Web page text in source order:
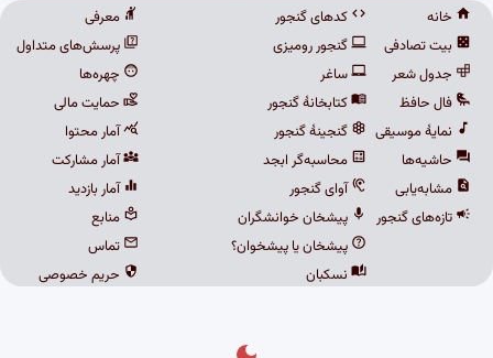
خانه
بیت تصادفی
جدول شعر
فال حافظ
نمایهٔ موسیقی
حاشیه‌ها
مشابه‌یابی
تازه‌های گنجور
کدهای گنجور
گنجور رومیزی
ساغر
کتابخانهٔ گنجور
گنجینهٔ گنجور
محاسبه‌گر ابجد
آوای گنجور
پیشخان خوانشگران
پیشخان یا پیشخوان؟
نسکبان
معرفی
پرسش‌های متداول
چهره‌ها
حمایت مالی
آمار محتوا
آمار مشارکت
آمار بازدید
منابع
تماس
حریم خصوصی